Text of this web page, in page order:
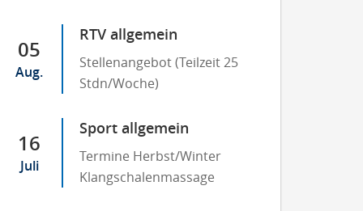
05
Aug.
RTV allgemein
Stellenangebot (Teilzeit 25
Stdn/Woche)
16
Juli
Sport allgemein
Termine Herbst/Winter
Klangschalenmassage